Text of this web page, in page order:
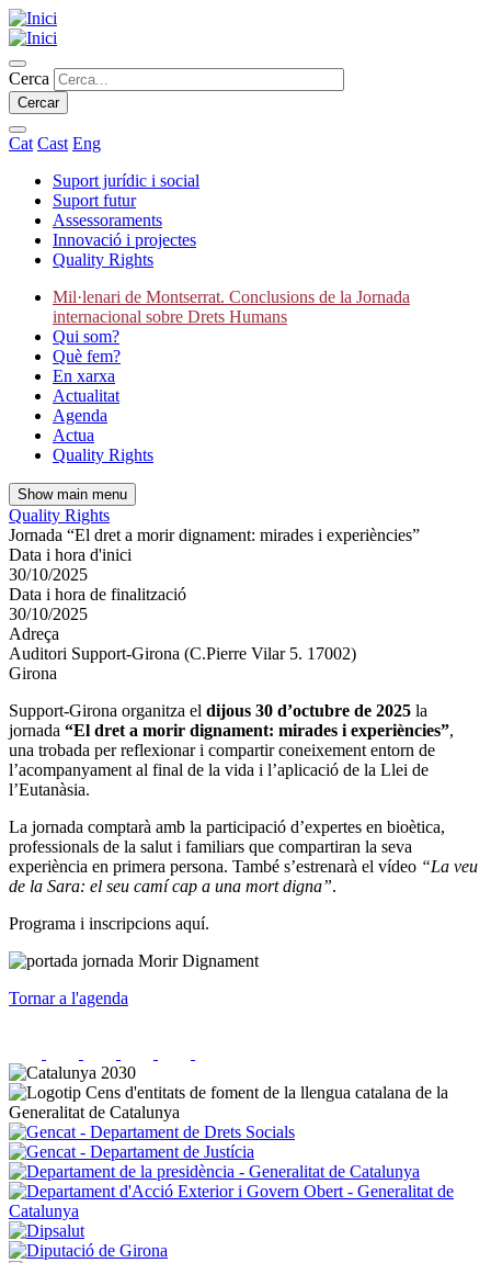
Vés
al
contingut
Cercar
Cerca
Cat Cast Eng
Secondary
navigation
Suport jurídic i social
Suport futur
Assessoraments
Innovació i projectes
Quality Rights
Main
navigation
Mil·lenari de Montserrat. Conclusions de la Jornada
internacional sobre Drets Humans
Qui som?
Què fem?
En xarxa
Actualitat
Agenda
Actua
Quality Rights
Show main menu
Quality Rights
Jornada “El dret a morir dignament: mirades i experiències”
Data i hora d'inici
30/10/2025
Data i hora de finalització
30/10/2025
Adreça
Auditori Support-Girona (C.Pierre Vilar 5. 17002)
Girona
Support-Girona organitza el dijous 30 d’octubre de 2025 la
jornada “El dret a morir dignament: mirades i experiències”,
una trobada per reflexionar i compartir coneixement entorn de
l’acompanyament al final de la vida i l’aplicació de la Llei de
l’Eutanàsia.
La jornada comptarà amb la participació d’expertes en bioètica,
professionals de la salut i familiars que compartiran la seva
experiència en primera persona. També s’estrenarà el vídeo “La veu
de la Sara: el seu camí cap a una mort digna”.
Programa i inscripcions aquí.
Tornar a l'agenda